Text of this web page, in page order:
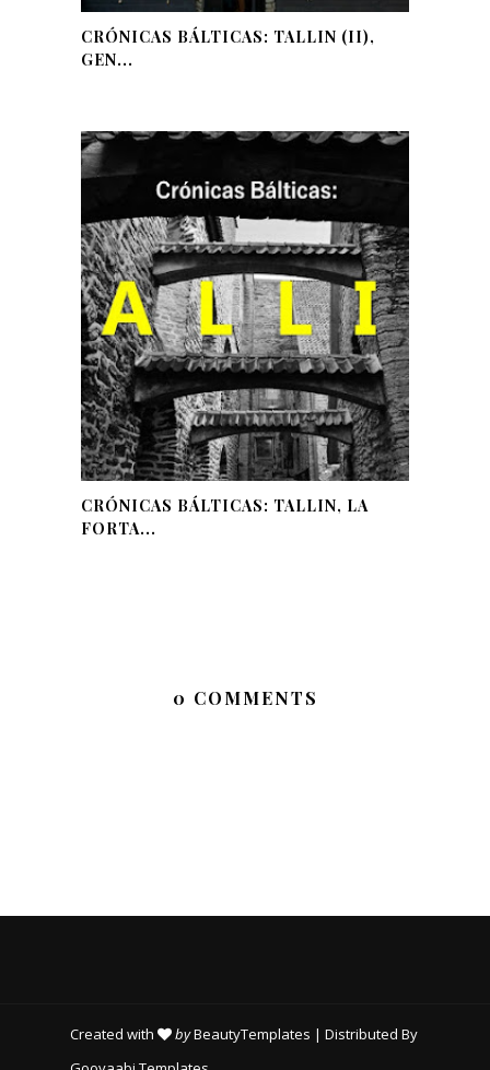
CRÓNICAS BÁLTICAS: TALLIN (II),
GEN...
CRÓNICAS BÁLTICAS: TALLIN, LA
FORTA...
0 COMMENTS
Created with byBeautyTemplates | Distributed By